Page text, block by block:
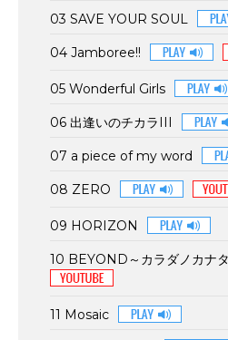
03 SAVE YOUR SOUL
04 Jamboree!!
05 Wonderful Girls
06 出逢いのチカラIII
07 a piece of my word
08 ZERO
09 HORIZON
10 BEYOND～カラダノカナタ
11 Mosaic